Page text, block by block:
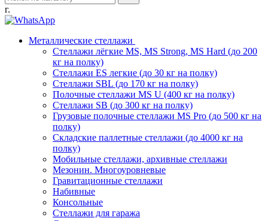
г.
Металлические стеллажи
Стеллажи лёгкие MS, MS Strong, MS Hard (до 200
кг на полку)
Стеллажи ES легкие (до 30 кг на полку)
Стеллажи SBL (до 170 кг на полку)
Полочные стеллажи MS U (400 кг на полку)
Стеллажи SB (до 300 кг на полку)
Грузовые полочные стеллажи MS Pro (до 500 кг на
полку)
Складские паллетные стеллажи (до 4000 кг на
полку)
Мобильные стеллажи, архивные стеллажи
Мезонин. Многоуровневые
Гравитационные стеллажи
Набивные
Консольные
Стеллажи для гаража